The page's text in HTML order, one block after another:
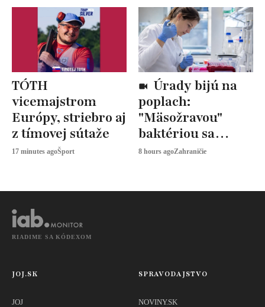
TÓTH
vicemajstrom
Európy, striebro aj
z tímovej sútaže
17 minutes agoŠport
poplach:
"Mäsožravou"
baktériou sa
nakazilo 9 ľudí, 5 z
8 hours agoZahraničie
RIADIME SA KÓDEXOM
JOJ.SK
JOJ
SPRAVODAJSTVO
NOVINY.SK